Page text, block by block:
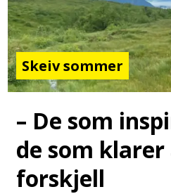
Skeiv sommer
– De som
de som klarer
forskjell